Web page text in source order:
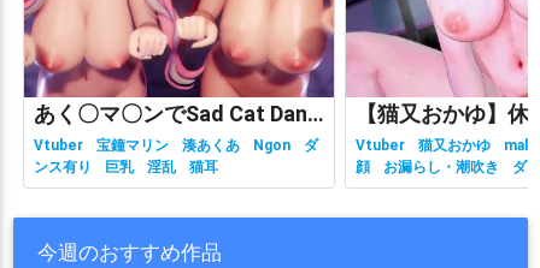
あく〇マ〇ンでSad Cat Dance
Vtuber 宝鐘マリン 湊あくあ Ngon
ダ
ンス有り
巨乳 淫乱 猫耳
Vtuber 猫又おかゆ
顔
お漏らし・潮吹き
ダ
有り
ホロライブ
主観視点
今週のおすすめ作品